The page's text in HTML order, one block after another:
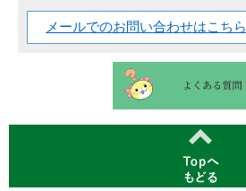
メールでのお問い合わせはこちら